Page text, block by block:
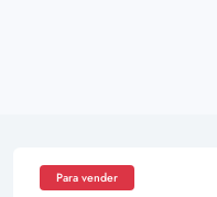
Para vender